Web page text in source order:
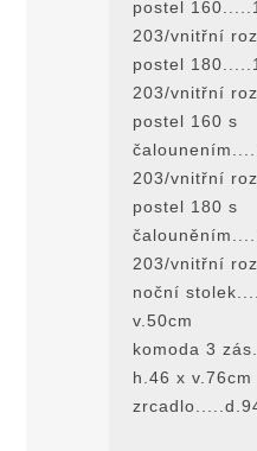
postel
203/vnitřní
postel
203/vnitřní
postel 160 s
203/vnitřní
postel 180 s
203/vnitřní
noční
v.50cm
komoda 3
h.46 x v.76cm